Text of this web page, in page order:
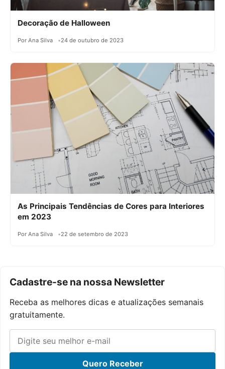
Decoração de Halloween
Por Ana Silva 24 de outubro de 2023
As Principais Tendências de Cores para Interiores
em 2023
Por Ana Silva 22 de setembro de 2023
Cadastre-se na nossa Newsletter
Receba as melhores dicas e atualizações semanais
gratuitamente.
Quero Receber